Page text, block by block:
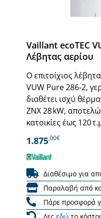
Vaillant ecoTEC
Λέβητας αερίου
Ο επιτοίχιος
VUW Pure 286‑2,
διαθέτει ισχύ
ΖΝΧ 28 kW,
κατοικίες έως 120
1.875,00€
Διαθέσιμο για
Παραλαβή από
Πάρε προσφορά